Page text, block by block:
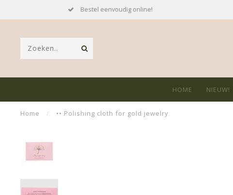
Bestel eenvoudig online!
HOME NIEUW!
Home / •• Polishing cloth for gold jewelry